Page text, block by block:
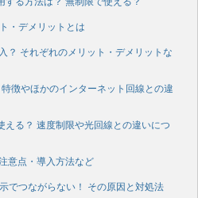
・デメリットとは
？ それぞれのメリット・デメリットな
徴やほかのインターネット回線との違
える？ 速度制限や光回線との違いにつ
意点・導入方法など
でつながらない！ その原因と対処法